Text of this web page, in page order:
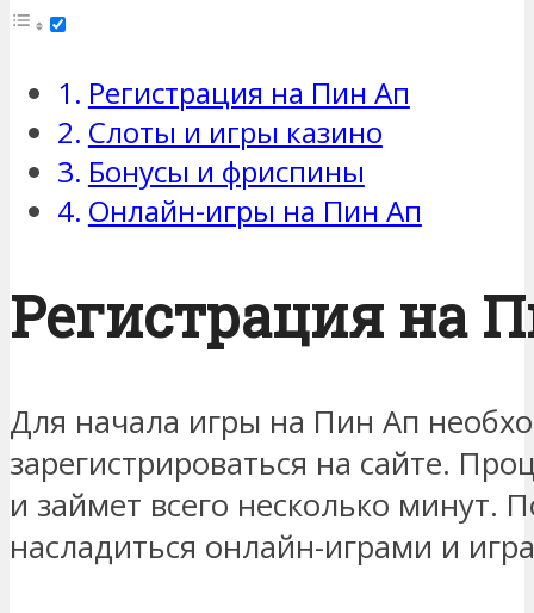
Регистрация на Пин Ап
Слоты и игры казино
Бонусы и фриспины
Онлайн-игры на Пин Ап
Регистрация на
Для начала игры на Пин Ап
зарегистрироваться на сайте.
и займет всего несколько минут.
насладиться онлайн-играми и